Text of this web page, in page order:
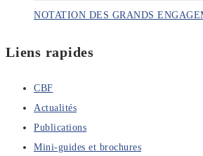
NOTATION DES GRANDS
Liens rapides
CBF
Actualités
Publications
Mini-guides et brochures